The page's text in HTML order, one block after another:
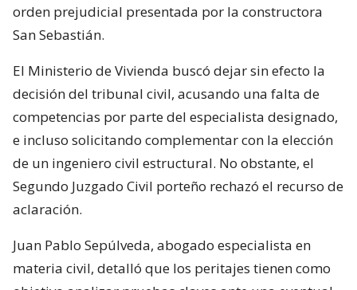
orden prejudicial presentada por la constructora
San Sebastián.
El Ministerio de Vivienda buscó dejar sin efecto la
decisión del tribunal civil, acusando una falta de
competencias por parte del especialista designado,
e incluso solicitando complementar con la elección
de un ingeniero civil estructural. No obstante, el
Segundo Juzgado Civil porteño rechazó el recurso de
aclaración.
Juan Pablo Sepúlveda, abogado especialista en
materia civil, detalló que los peritajes tienen como